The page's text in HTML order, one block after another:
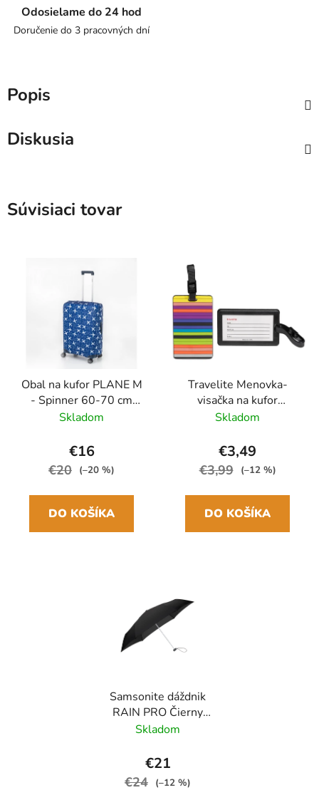
Odosielame do 24 hod
Doručenie do 3 pracovných dní
Popis
Diskusia
Súvisiaci tovar
Obal na kufor PLANE M
- Spinner 60-70 cm
Modrá
Skladom
€16
€20 (–20 %)
DO KOŠÍKA
Travelite Menovka-
visačka na kufor
Multicolor Stripes
Skladom
€3,49
€3,99 (–12 %)
DO KOŠÍKA
Samsonite dáždnik
RAIN PRO Čierny
skladací manuálny
Skladom
€21
€24 (–12 %)